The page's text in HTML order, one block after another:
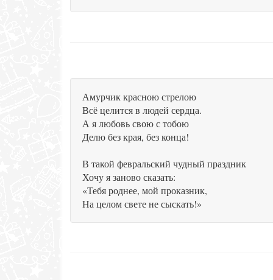
Амурчик красною стрелою
Всё целится в людей сердца.
А я любовь свою с тобою
Делю без края, без конца!
В такой февральский чудный праздник
Хочу я заново сказать:
«Тебя роднее, мой проказник,
На целом свете не сыскать!»